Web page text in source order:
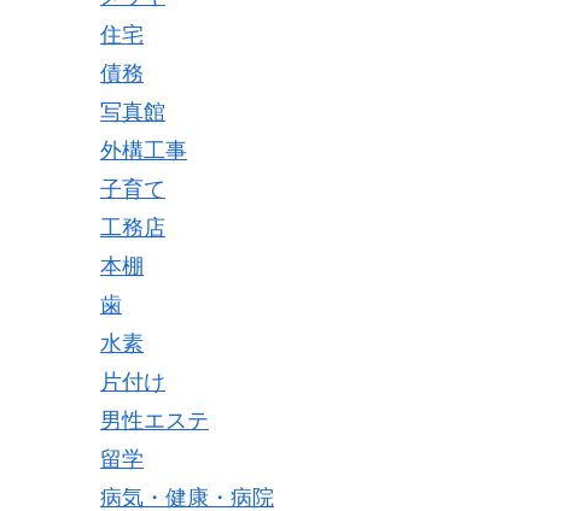
住宅
債務
写真館
外構工事
子育て
工務店
本棚
歯
水素
片付け
男性エステ
留学
病気・健康・病院